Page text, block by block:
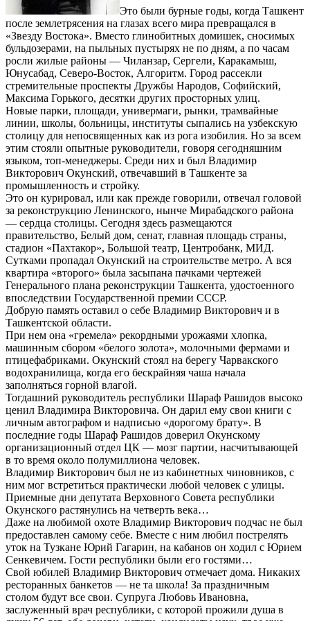
Это были бурные годы, когда Ташкент
после землетрясения на глазах всего мира превращался в
«Звезду Востока». Вместо глинобитных домишек, сносимых
бульдозерами, на пыльных пустырях не по дням, а по часам
росли жилые районы — Чиланзар, Сергели, Каракамыш,
Юнусабад, Северо-Восток, Алгоритм. Город рассекли
стремительные проспекты Дружбы Народов, Софийский,
Максима Горького, десятки других просторных улиц.
Новые парки, площади, универмаги, рынки, трамвайные
линии, школы, больницы, институты сыпались на узбекскую
столицу для непосвященных как из рога изобилия. Но за всем
этим стояли опытные руководители, говоря сегодняшним
языком, топ-менеджеры. Среди них и был Владимир
Викторович Окунский, отвечавший в Ташкенте за
промышленность и стройку.
Это он курировал, или как прежде говорили, отвечал головой
за реконструкцию Ленинского, нынче Мирабадского района
— сердца столицы. Сегодня здесь размещаются
правительство, Белый дом, сенат, главная площадь страны,
стадион «Пахтакор», Большой театр, Центробанк, МИД.
Сутками пропадал Окунский на строительстве метро. А вся
квартира «второго» была засыпана пачками чертежей
Генерального плана реконструкции Ташкента, удостоенного
впоследствии Государственной премии СССР.
Добрую память оставил о себе Владимир Викторович и в
Ташкентской области.
При нем она «гремела» рекордными урожаями хлопка,
машинным сбором «белого золота», молочными фермами и
птицефабриками. Окунский стоял на берегу Чарвакского
водохранилища, когда его бескрайняя чаша начала
заполняться горной влагой.
Тогдашний руководитель республики Шараф Рашидов высоко
ценил Владимира Викторовича. Он дарил ему свои книги с
личным автографом и надписью «дорогому брату». В
последние годы Шараф Рашидов доверил Окунскому
организационный отдел ЦК — мозг партии, насчитывающей
в то время около полумиллиона человек.
Владимир Викторович был не из кабинетных чиновников, с
ним мог встретиться практически любой человек с улицы.
Приемные дни депутата Верховного Совета республики
Окунского растянулись на четверть века…
Даже на любимой охоте Владимир Викторович подчас не был
предоставлен самому себе. Вместе с ним любил пострелять
уток на Тузкане Юрий Гагарин, на кабанов он ходил с Юрием
Сенкевичем. Гости республики были его гостями…
Свой юбилей Владимир Викторович отмечает дома. Никаких
ресторанных банкетов — не та школа! За праздничным
столом будут все свои. Супруга Любовь Ивановна,
заслуженный врач республики, с которой прожили душа в